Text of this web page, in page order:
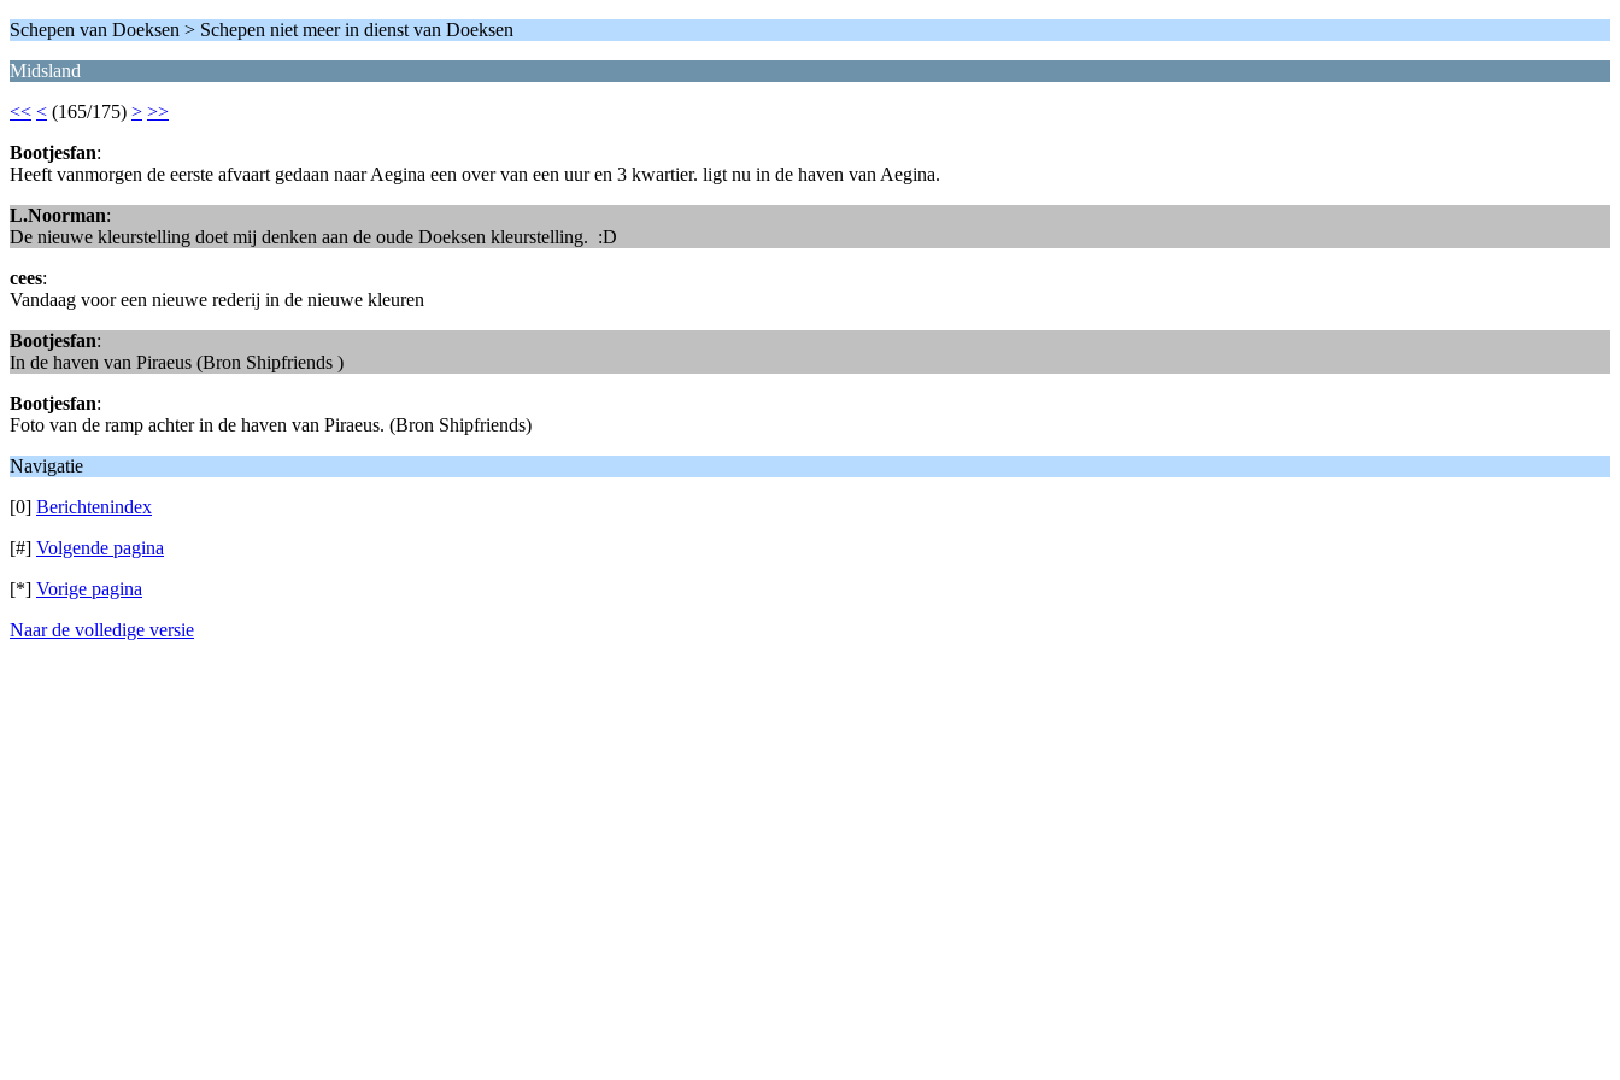
Schepen van Doeksen > Schepen niet meer in dienst van Doeksen
Midsland
<< < (165/175) > >>
Bootjesfan:
Heeft vanmorgen de eerste afvaart gedaan naar Aegina een over van een uur en 3 kwartier. ligt nu in de haven van Aegina.
L.Noorman:
De nieuwe kleurstelling doet mij denken aan de oude Doeksen kleurstelling. :D
cees:
Vandaag voor een nieuwe rederij in de nieuwe kleuren
Bootjesfan:
In de haven van Piraeus (Bron Shipfriends )
Bootjesfan:
Foto van de ramp achter in de haven van Piraeus. (Bron Shipfriends)
Navigatie
[0] Berichtenindex
[#] Volgende pagina
[*] Vorige pagina
Naar de volledige versie